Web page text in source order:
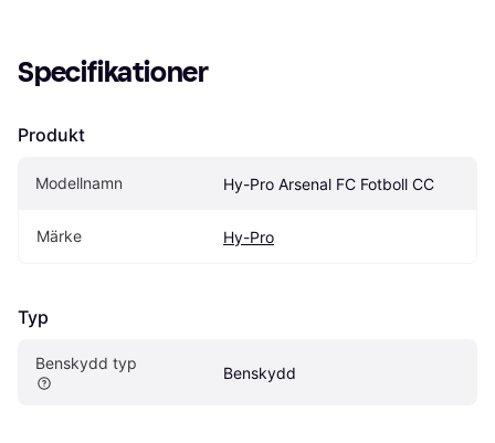
Specifikationer
Produkt
Modellnamn Hy-Pro Arsenal FC Fotboll CC
Märke Hy-Pro
Typ
Benskydd typ
Benskydd